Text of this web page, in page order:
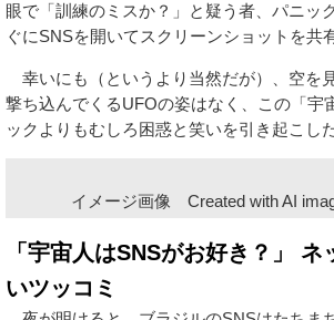
眼で「訓練のミスか？」と疑う者、パニッ
ぐにSNSを開いてスクリーンショットを共
幸いにも（というより当然だが）、空を
撃ち込んでくるUFOの姿はなく、この「宇
ックよりもむしろ困惑と笑いを引き起こした